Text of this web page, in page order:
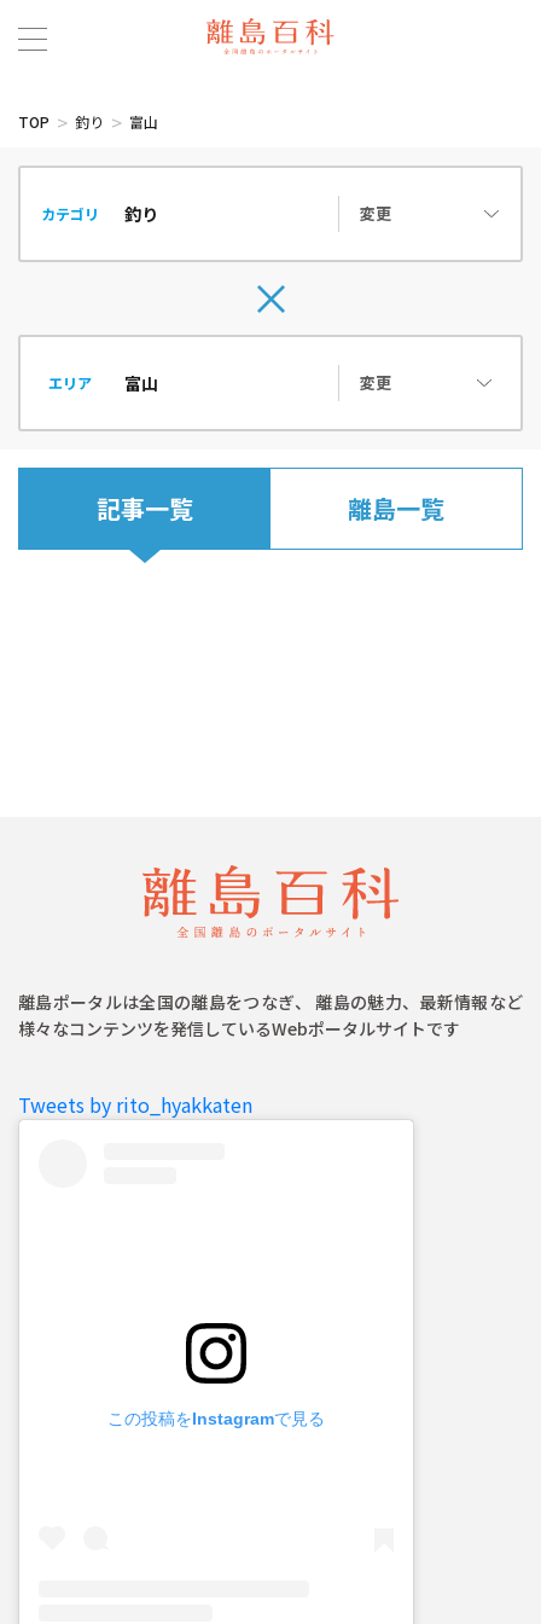
TOP 釣り 富山
カテゴリ 変更
エリア 変更
記事一覧 離島一覧
離島ポータルは全国の離島をつなぎ、 離島の魅力、最新情報など
様々なコンテンツを発信しているWebポータルサイトです
Tweets by rito_hyakkaten
この投稿をInstagramで見る